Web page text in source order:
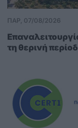
ΠΑΡ, 07/08/2026
τη θερινή